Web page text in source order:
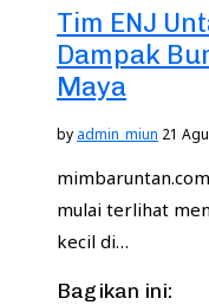
Tim ENJ
Dampak
Maya
by admin_miun 21
mulai terlihat
kecil di…
Bagikan ini: